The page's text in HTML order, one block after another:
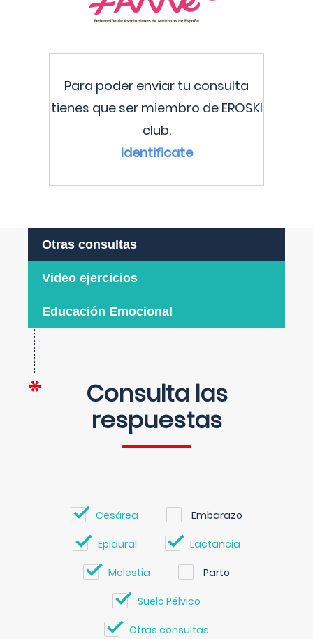
Para poder enviar tu consulta
tienes que ser miembro de EROSKI
club.
Identificate
Otras consultas
Video ejercicios
Educación Emocional
Consulta las
respuestas
Cesárea Embarazo
Epidural Lactancia
Molestia Parto
Suelo Pélvico
Otras consultas